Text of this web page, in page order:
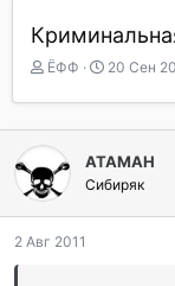
А
т
о
р
т
е
м
ы
ЁФФ
Д
т
а
н
а
ч
а
20 Сен
ATAMAH
Сибиряк
2 Авг 2011